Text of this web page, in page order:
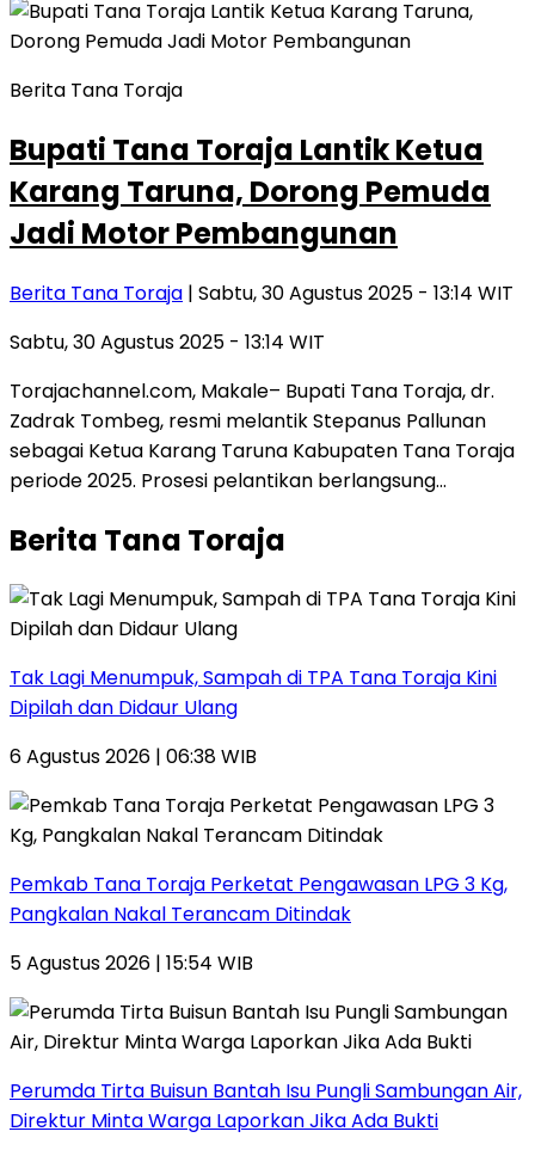
Berita Tana Toraja
Bupati Tana Toraja Lantik Ketua
Karang Taruna, Dorong Pemuda
Jadi Motor Pembangunan
Berita Tana Toraja | Sabtu, 30 Agustus 2025 - 13:14 WIT
Sabtu, 30 Agustus 2025 - 13:14 WIT
Torajachannel.com, Makale– Bupati Tana Toraja, dr.
Zadrak Tombeg, resmi melantik Stepanus Pallunan
sebagai Ketua Karang Taruna Kabupaten Tana Toraja
periode 2025. Prosesi pelantikan berlangsung…
Berita Tana Toraja
Tak Lagi Menumpuk, Sampah di TPA Tana Toraja Kini
Dipilah dan Didaur Ulang
6 Agustus 2026 | 06:38 WIB
Pemkab Tana Toraja Perketat Pengawasan LPG 3 Kg,
Pangkalan Nakal Terancam Ditindak
5 Agustus 2026 | 15:54 WIB
Perumda Tirta Buisun Bantah Isu Pungli Sambungan Air,
Direktur Minta Warga Laporkan Jika Ada Bukti